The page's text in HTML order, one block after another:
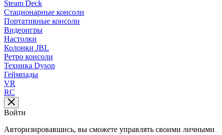
Steam Deck
Стационарные консоли
Портативные консоли
Видеоигры
Настолки
Колонки JBL
Ретро консоли
Техника Dyson
Геймпады
VR
RC
Войти
Авторизировавшись, вы сможете управлять своими личными